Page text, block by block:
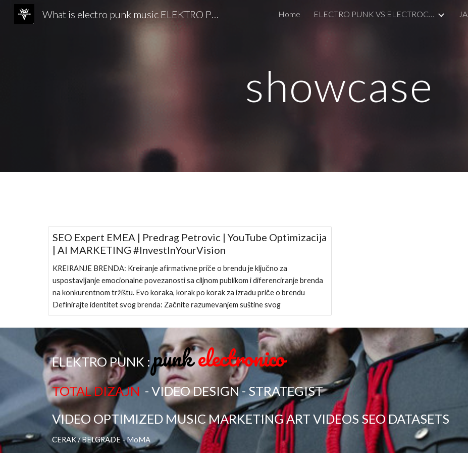
Skip to main content Skip to navigation
What is electro punk music ELEKTRO PUNK | EUROPE punk CYBERPUNK Home ELECTRO PUNK VS ELECTROCLASH JA
showcase
SEO Expert EMEA | Predrag Petrovic | YouTube Optimizacija
| AI MARKETING #InvestInYourVision
KREIRANJE BRENDA: Kreiranje afirmativne priče o brendu je ključno za
uspostavljanje emocionalne povezanosti sa ciljnom publikom i diferenciranje brenda
na konkurentnom tržištu. Evo koraka, korak po korak za izradu priče o brendu
Definirajte identitet svog brenda: Začnite razumevanjem suštine svog
ELEKTRO PUNK :punkelectronico
TOTAL DIZAJN - VIDEO DESIGN - STRATEGIST
VIDEO OPTIMIZED MUSIC MARKETING ART VIDEOS SEO DATASETS
CERAK / BELGRADE - MoMA